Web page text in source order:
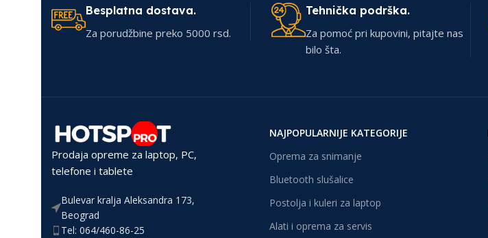
Besplatna dostava.
Za porudžbine preko 5000 rsd.
Tehnička podrška.
Za pomoć pri kupovini, pitajte nas
bilo šta.
Prodaja opreme za laptop, PC,
telefone i tablete
Bulevar kralja Aleksandra 173,
Beograd
Tel: 064/460-86-25
NAJPOPULARNIJE KATEGORIJE
Oprema za snimanje
Bluetooth slušalice
Postolja i kuleri za laptop
Alati i oprema za servis